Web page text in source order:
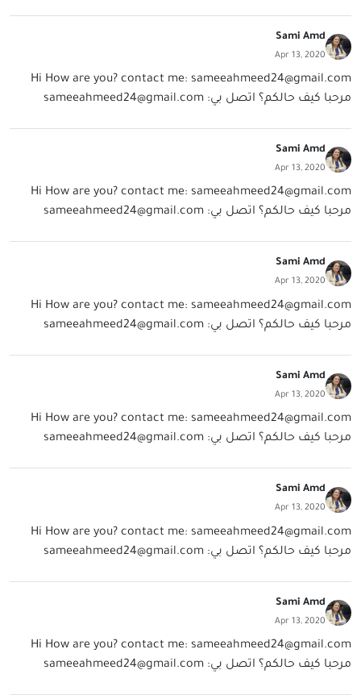
Sami Amd
Apr 13, 2020
Hi How are you? contact me: sameeahmeed24@gmail.com
مرحبا كيف حالكم؟ اتصل بي: sameeahmeed24@gmail.com
Sami Amd
Apr 13, 2020
Hi How are you? contact me: sameeahmeed24@gmail.com
مرحبا كيف حالكم؟ اتصل بي: sameeahmeed24@gmail.com
Sami Amd
Apr 13, 2020
Hi How are you? contact me: sameeahmeed24@gmail.com
مرحبا كيف حالكم؟ اتصل بي: sameeahmeed24@gmail.com
Sami Amd
Apr 13, 2020
Hi How are you? contact me: sameeahmeed24@gmail.com
مرحبا كيف حالكم؟ اتصل بي: sameeahmeed24@gmail.com
Sami Amd
Apr 13, 2020
Hi How are you? contact me: sameeahmeed24@gmail.com
مرحبا كيف حالكم؟ اتصل بي: sameeahmeed24@gmail.com
Sami Amd
Apr 13, 2020
Hi How are you? contact me: sameeahmeed24@gmail.com
مرحبا كيف حالكم؟ اتصل بي: sameeahmeed24@gmail.com